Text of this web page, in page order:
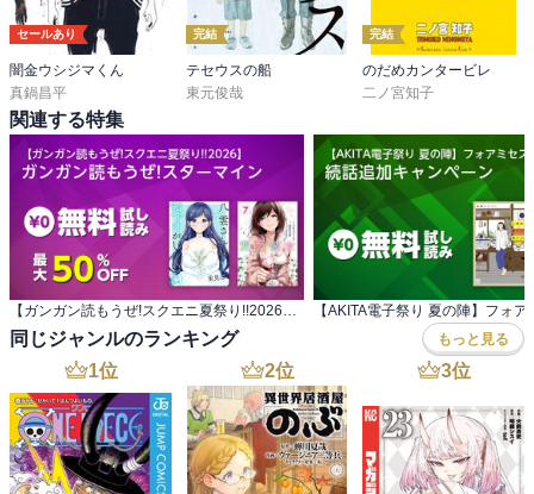
セールあり
闇金ウシジマくん
真鍋昌平
完結
テセウスの船
東元俊哉
完結
のだめカンタービレ
二ノ宮知子
関連する特集
同じジャンルのランキング もっと見る
1位 2位 3位